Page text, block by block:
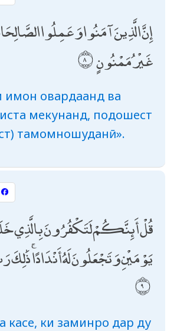
إِنَّ الَّذِينَ آمَنُوا وَعَمِلُوا
غَيْرُ مَمْنُونٍ
имон овардаанд ва
мекунанд, подошест
тамомношуданӣ».
قُلْ أَئِنَّكُمْ لَتَكْفُرُونَ بِالَّذِي
يَوْمَيْنِ وَتَجْعَلُونَ لَهُ أَنْدَادًا ۚ ذَٰلِكَ
касе, ки заминро дар ду